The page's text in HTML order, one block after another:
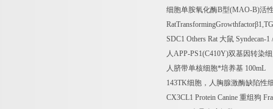
细胞单胺氧化酶B型(MAO-B)活
RatTransformingGrowthfactorβ
SDC1 Others Rat 大鼠 Syndecan-
人APP-PS1(C410Y)双基因转染
人脐带单核细胞*培养基 100mL
143TK细胞，人胸腺激酶缺陷性
CX3CL1 Protein Canine 重组狗